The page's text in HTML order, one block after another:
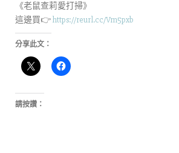
《老鼠查莉愛打掃》
這邊買👉https://reurl.cc/Vm5pxb
分享此文：
請按讚：